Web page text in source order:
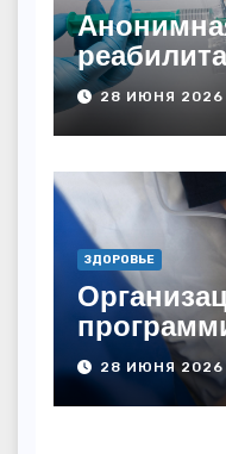
с
подходом
врачами
28 ИЮНЯ 2026
ЗДОРОВЬЕ
дому
28 ИЮНЯ 2026